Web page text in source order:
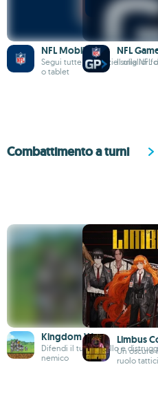
NFL Mobile
Segui tutte le notizie sulla NFL
o tablet
NFL
Il miglior
Combattimento a turni
Kingdom Wars
Difendi il tuo castello e
nemico
Limbus
Un oscuro
ruolo